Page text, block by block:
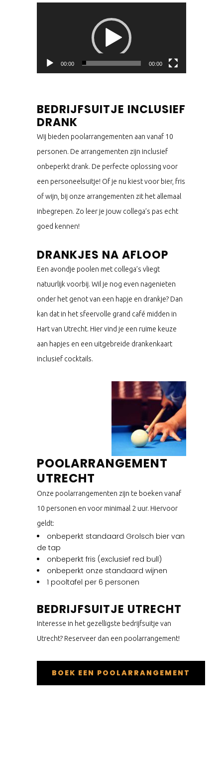
00:00 00:00
BEDRIJFSUITJE INCLUSIEF
DRANK
Wij bieden poolarrangementen aan vanaf 10
personen. De arrangementen zijn inclusief
onbeperkt drank. De perfecte oplossing voor
een personeelsuitje! Of je nu kiest voor bier, fris
of wijn, bij onze arrangementen zit het allemaal
inbegrepen. Zo leer je jouw collega’s pas echt
goed kennen!
DRANKJES NA AFLOOP
Een avondje poolen met collega’s vliegt
natuurlijk voorbij. Wil je nog even nagenieten
onder het genot van een hapje en drankje? Dan
kan dat in het sfeervolle grand café midden in
Hart van Utrecht. Hier vind je een ruime keuze
aan hapjes en een uitgebreide drankenkaart
inclusief cocktails.
POOLARRANGEMENT
UTRECHT
Onze poolarrangementen zijn te boeken vanaf
10 personen en voor minimaal 2 uur. Hiervoor
geldt:
onbeperkt standaard Grolsch bier van
de tap
onbeperkt fris (exclusief red bull)
onbeperkt onze standaard wijnen
1 pooltafel per 6 personen
BEDRIJFSUITJE UTRECHT
Interesse in het gezelligste bedrijfsuitje van
Utrecht? Reserveer dan een poolarrangement!
BOEK EEN POOLARRANGEMENT